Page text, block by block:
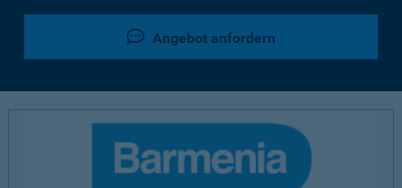
Angebot anfordern